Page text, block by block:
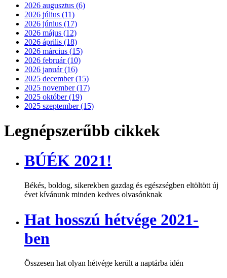
2026 augusztus (6)
2026 július (11)
2026 június (17)
2026 május (12)
2026 április (18)
2026 március (15)
2026 február (10)
2026 január (16)
2025 december (15)
2025 november (17)
2025 október (19)
2025 szeptember (15)
Legnépszerűbb cikkek
BÚÉK 2021!
Békés, boldog, sikerekben gazdag és egészségben eltöltött új
évet kívánunk minden kedves olvasónknak
Hat hosszú hétvége 2021-
ben
Összesen hat olyan hétvége került a naptárba idén